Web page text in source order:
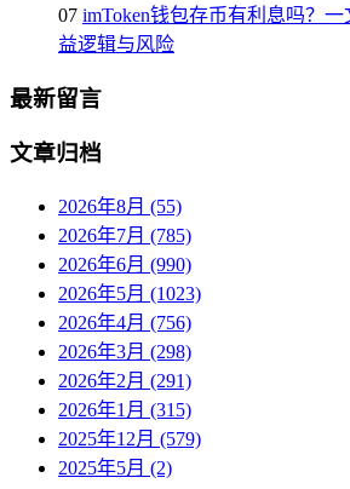
07 imToken钱包存币有利息吗？
益逻辑与风险
最新留言
文章归档
2026年8月 (55)
2026年7月 (785)
2026年6月 (990)
2026年5月 (1023)
2026年4月 (756)
2026年3月 (298)
2026年2月 (291)
2026年1月 (315)
2025年12月 (579)
2025年5月 (2)